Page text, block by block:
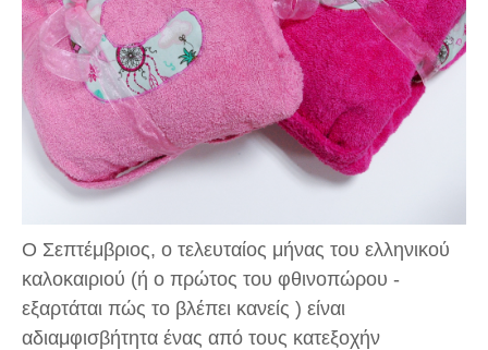
Ο Σεπτέμβριος, ο τελευταίος μήνας του ελληνικού
καλοκαιριού (ή ο πρώτος του φθινοπώρου -
εξαρτάται πώς το βλέπει κανείς ) είναι
αδιαμφισβήτητα ένας από τους κατεξοχήν